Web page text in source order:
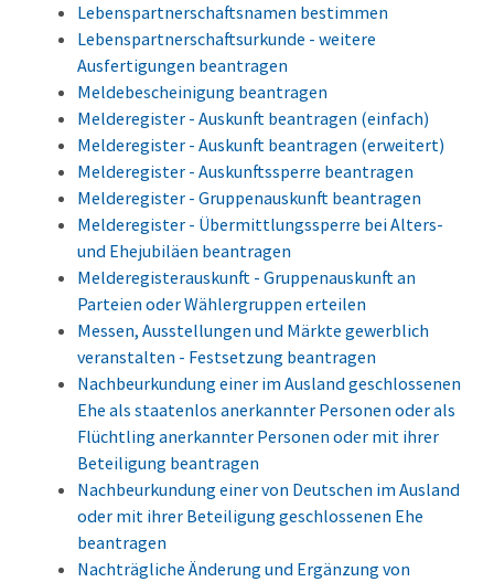
Lebenspartnerschaftsnamen bestimmen
Lebenspartnerschaftsurkunde - weitere
Ausfertigungen beantragen
Meldebescheinigung beantragen
Melderegister - Auskunft beantragen (einfach)
Melderegister - Auskunft beantragen (erweitert)
Melderegister - Auskunftssperre beantragen
Melderegister - Gruppenauskunft beantragen
Melderegister - Übermittlungssperre bei Alters-
und Ehejubiläen beantragen
Melderegisterauskunft - Gruppenauskunft an
Parteien oder Wählergruppen erteilen
Messen, Ausstellungen und Märkte gewerblich
veranstalten - Festsetzung beantragen
Nachbeurkundung einer im Ausland geschlossenen
Ehe als staatenlos anerkannter Personen oder als
Flüchtling anerkannter Personen oder mit ihrer
Beteiligung beantragen
Nachbeurkundung einer von Deutschen im Ausland
oder mit ihrer Beteiligung geschlossenen Ehe
beantragen
Nachträgliche Änderung und Ergänzung von